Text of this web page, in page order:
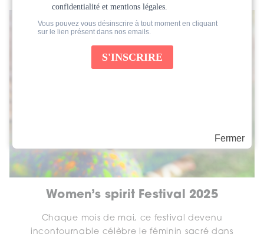
Women’s spirit Festival 2025
Chaque mois de mai, ce festival devenu
incontournable célèbre le féminin sacré dans
Fermer